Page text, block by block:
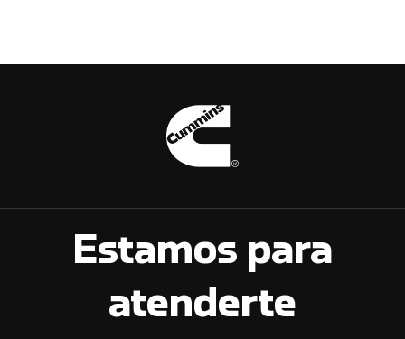
Estamos para
atenderte